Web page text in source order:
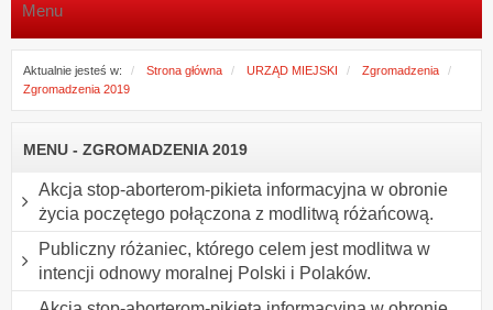
Menu
Aktualnie jesteś w: Strona główna URZĄD MIEJSKI
Zgromadzenia
Zgromadzenia 2019
MENU - ZGROMADZENIA 2019
Akcja stop-aborterom-pikieta informacyjna w obronie
życia poczętego połączona z modlitwą różańcową.
Publiczny różaniec, którego celem jest modlitwa w
intencji odnowy moralnej Polski i Polaków.